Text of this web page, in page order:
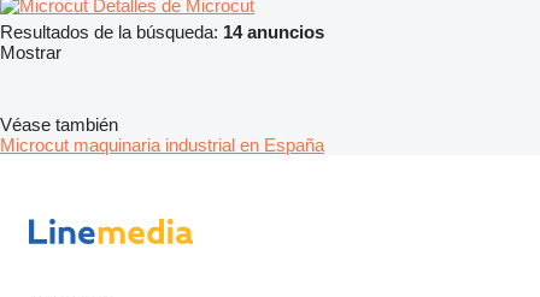
Detalles de Microcut
Resultados de la búsqueda: 14 anuncios
Mostrar
Véase también
Microcut maquinaria industrial en España